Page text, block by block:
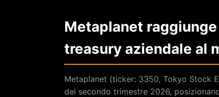
Metaplanet
treasury aziendale al
Metaplanet (ticker: 3350, Tokyo Stock
del secondo trimestre 2026,